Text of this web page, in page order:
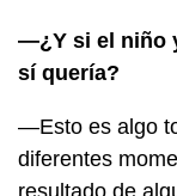
—¿Y si el niño
sí quería?
—Esto es algo
diferentes
resultado de